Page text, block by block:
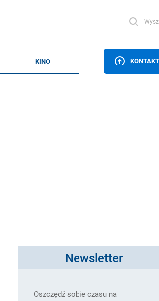
KONTAKT
Newsletter
Oszczędź sobie czasu na